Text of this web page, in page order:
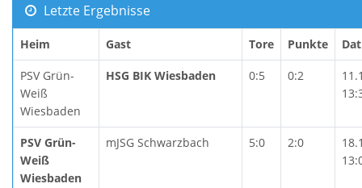
Letzte Ergebnisse
Heim Gast Tore Punkte
PSV Grün-
Weiß
Wiesbaden
HSG BIK Wiesbaden 0:5 0:2
PSV Grün-
Weiß
Wiesbaden
mJSG Schwarzbach 5:0 2:0